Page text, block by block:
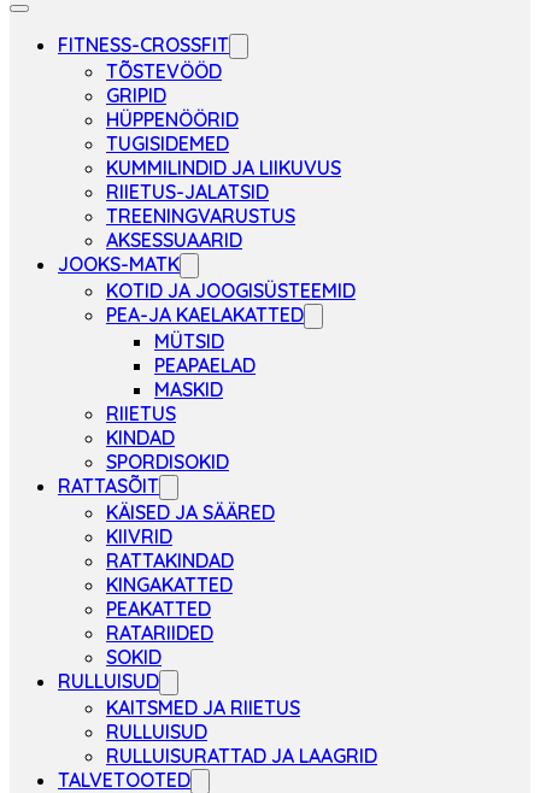
FITNESS-CROSSFIT
TÕSTEVÖÖD
GRIPID
HÜPPENÖÖRID
TUGISIDEMED
KUMMILINDID JA LIIKUVUS
RIIETUS-JALATSID
TREENINGVARUSTUS
AKSESSUAARID
JOOKS-MATK
KOTID JA JOOGISÜSTEEMID
PEA-JA KAELAKATTED
MÜTSID
PEAPAELAD
MASKID
RIIETUS
KINDAD
SPORDISOKID
RATTASÕIT
KÄISED JA SÄÄRED
KIIVRID
RATTAKINDAD
KINGAKATTED
PEAKATTED
RATARIIDED
SOKID
RULLUISUD
KAITSMED JA RIIETUS
RULLUISUD
RULLUISURATTAD JA LAAGRID
TALVETOOTED